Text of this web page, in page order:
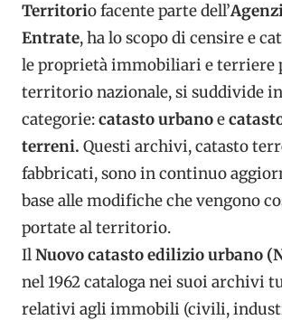
Territorio facente parte dell’
Entrate, ha lo scopo di censire e
le proprietà immobiliari e terriere
territorio nazionale, si suddivide
categorie:catasto urbanoe
terreni. Questi archivi, catasto
fabbricati, sono in continuo
base alle modifiche che vengono
portate al territorio.
IlNuovo catasto edilizio urbano
nel 1962 cataloga nei suoi archivi
relativi agli immobili (civili,